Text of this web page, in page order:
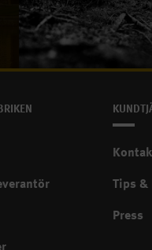
Tips &
Press